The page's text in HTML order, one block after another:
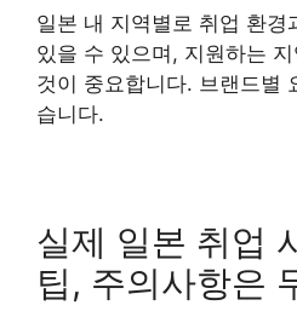
일본 내 지역별로 취업 환경
있을 수 있으며, 지원하는
것이 중요합니다. 브랜드별
습니다.
실제 일본 취업
팁, 주의사항은